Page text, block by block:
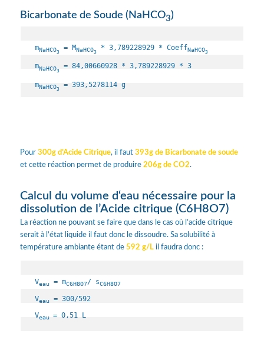
Bicarbonate de Soude (NaHCO3)
mNaHCO3
= MNaHCO3
* 3,789228929 * CoeffNaHCO3
mNaHCO3
= 84,00660928 * 3,789228929 * 3
mNaHCO3
= 393,5278114 g
Pour 300g d’Acide Citrique, il faut 393g de Bicarbonate de soude
et cette réaction permet de produire 206g de CO2.
Calcul du volume d‘eau nécessaire pour la
dissolution de l’Acide citrique (C6H8O7)
La réaction ne pouvant se faire que dans le cas où l’acide citrique
serait à l’état liquide il faut donc le dissoudre. Sa solubilité à
température ambiante étant de 592 g/Lil faudra donc :
Veau = mC6H8O7/ sC6H8O7
Veau = 300/592
Veau = 0,51 L